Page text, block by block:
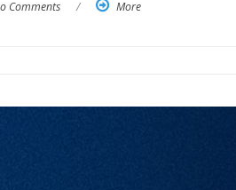
Comments / More